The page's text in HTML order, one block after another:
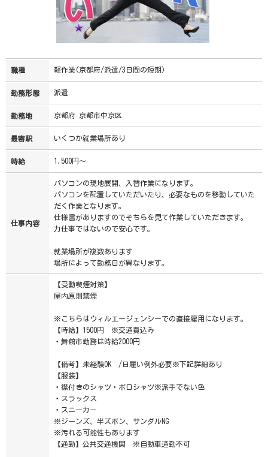
職種 軽作業(京都府/派遣/3日間の短期)
勤務形態 派遣
勤務地 京都府 京都市中京区
最寄駅 いくつか就業場所あり
時給 1,500円～
仕事内容
パソコンの現地展開、入替作業になります。
パソコンを配置していただいたり、必要なものを移動していた
だく作業となります。
仕様書がありますのでそちらを見て作業していただきます。
力仕事ではないので安心です。
就業場所が複数あります
場所によって勤務日が異なります。
【受動喫煙対策】
屋内原則禁煙
※こちらはウィルエージェンシーでの直接雇用になります。
【時給】1500円 ※交通費込み
・舞鶴市勤務は時給2000円
【備考】未経験OK /日雇い例外必要※下記詳細あり
【服装】
・襟付きのシャツ・ポロシャツ※派手でない色
・スラックス
・スニーカー
※ジーンズ、半ズボン、サンダルNG
※汚れる可能性もあります
【通勤】公共交通機関 ※自動車通勤不可